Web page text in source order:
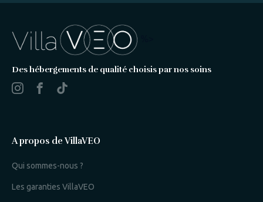
Des hébergements de qualité choisis par nos soins
A propos de VillaVEO
Qui sommes-nous ?
Les garanties VillaVEO